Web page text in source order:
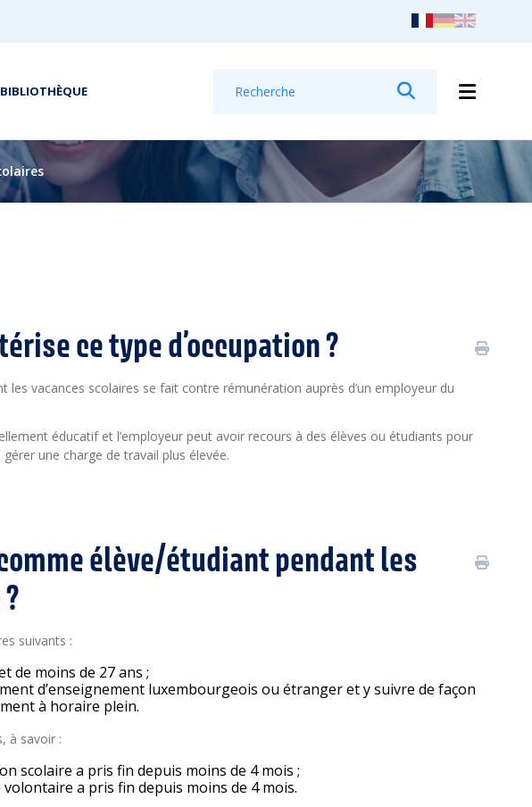
BIBLIOTHÈQUE
ce type d’occupation ?
les vacances scolaires se fait contre rémunération auprès d’un employeur du
éducatif et l’employeur peut avoir recours à des élèves ou étudiants pour
une charge de travail plus élevée.
élève/étudiant pendant les
suivants :
de moins de 27 ans ;
d’enseignement luxembourgeois ou étranger et y suivre de façon
à horaire plein.
à savoir :
scolaire a pris fin depuis moins de 4 mois ;
a pris fin depuis moins de 4 mois.